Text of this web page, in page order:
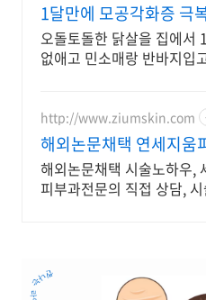
1달만에 모공각화증 극
(+비법공유)
오돌토돌한 닭살을 집에서
없애고 민소매랑 반바지입
http://www.ziumskin.com
해외논문채택 연세지움
해외논문채택 시술노하우,
피부과전문의 직접 상담,